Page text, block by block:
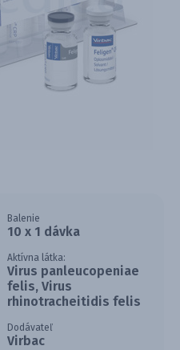
Balenie
10 x 1 dávka
Aktívna látka:
Virus panleucopeniae
felis, Virus
rhinotracheitidis felis
Dodávateľ
Virbac